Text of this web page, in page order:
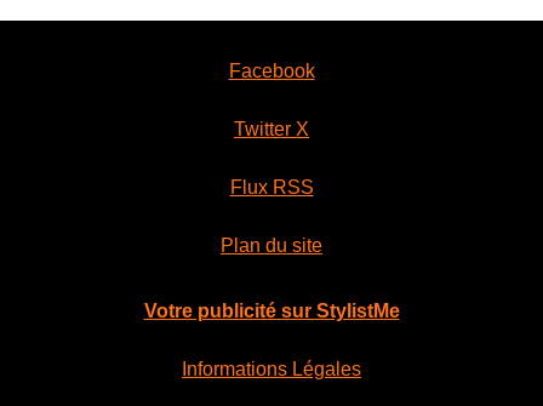
Facebook
Twitter X
Flux RSS
Plan du site
Votre publicité sur StylistMe
Informations Légales